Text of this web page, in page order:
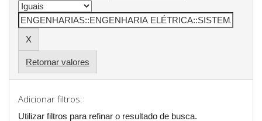
Retornar valores
Adicionar filtros:
Utilizar filtros para refinar o resultado de busca.